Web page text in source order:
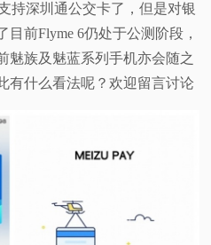
持深圳通公交卡了，但是对银
前Flyme 6仍处于公测阶段，
魅族及魅蓝系列手机亦会随之
有什么看法呢？欢迎留言讨论